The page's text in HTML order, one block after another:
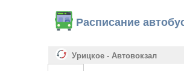
Расписание
Урицкое - Автовокзал